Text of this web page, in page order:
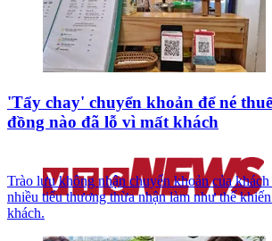
'Tẩy chay' chuyển khoản để né
đồng nào đã lỗ vì mất khách
Trào lưu không nhận chuyển khoản của
nhiều tiểu thương thừa nhận làm như thế
khách.